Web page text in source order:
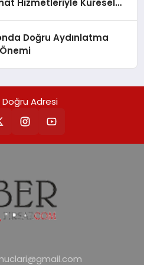
Hizmetleriyle Küresel
Doğru Aydınlatma
Adresi